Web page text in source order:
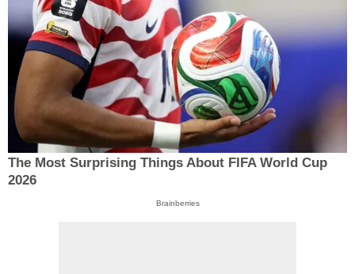
The Most Surprising Things About FIFA World Cup
2026
Brainberries